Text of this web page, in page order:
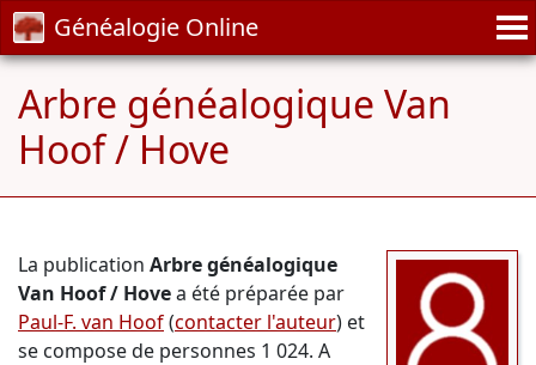
Généalogie Online
Arbre généalogique Van
Hoof / Hove
La publication Arbre généalogique
Van Hoof / Hovea été préparée par
Paul-F. van Hoof(contacter l'auteur) et
se compose de personnes 1 024. A